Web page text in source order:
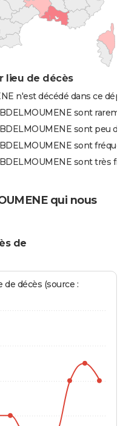
lieu de décès
n'est décédé dans ce
sont
sont peu
sont
sont très
qui nous
de
décès (source :